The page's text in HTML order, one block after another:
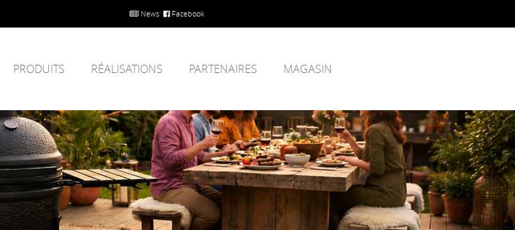
News Facebook
PRODUITS RÉALISATIONS PARTENAIRES MAGASIN